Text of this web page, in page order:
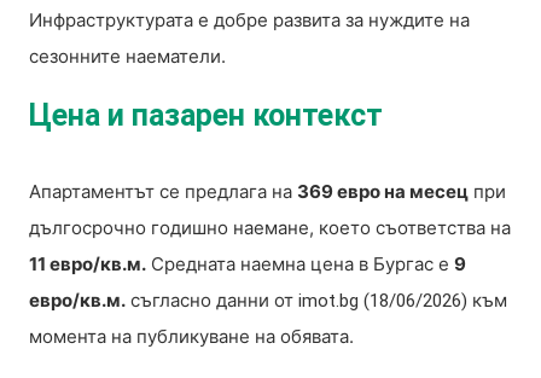
Инфраструктурата е добре развита за нуждите на
сезонните наематели.
Цена и пазарен контекст
Апартаментът се предлага на 369 евро на месец при
дългосрочно годишно наемане, което съответства на
11 евро/кв.м. Средната наемна цена в Бургас е 9
евро/кв.м. съгласно данни от imot.bg (18/06/2026) към
момента на публикуване на обявата.